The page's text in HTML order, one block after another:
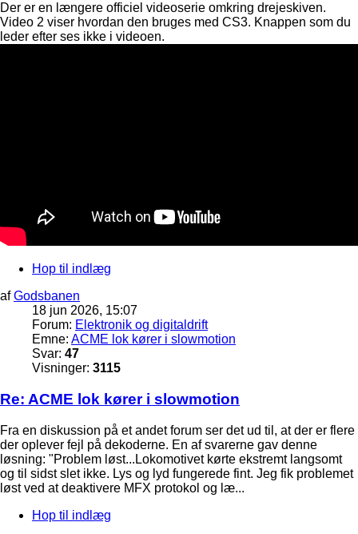
Der er en længere officiel videoserie omkring drejeskiven.
Video 2 viser hvordan den bruges med CS3. Knappen som du
leder efter ses ikke i videoen.
Hop til indlæg
afGodsbanen
18 jun 2026, 15:07
Forum: Elektronik og digitaldrift
Emne: ACME lok kører i slowmotion
Svar: 47
Visninger: 3115
Re: ACME lok kører i slowmotion
Fra en diskussion på et andet forum ser det ud til, at der er flere
der oplever fejl på dekoderne. En af svarerne gav denne
løsning: "Problem løst...Lokomotivet kørte ekstremt langsomt
og til sidst slet ikke. Lys og lyd fungerede fint. Jeg fik problemet
løst ved at deaktivere MFX protokol og læ...
Hop til indlæg